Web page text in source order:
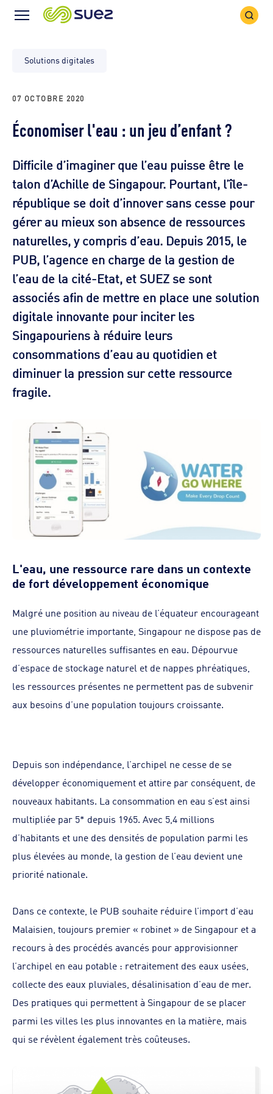
Icône
Icône
Solutions digitales
07 OCTOBRE 2020
Économiser l'eau : un jeu d’enfant ?
Difficile d’imaginer que l’eau puisse être le
talon d’Achille de Singapour. Pourtant, l’île-
république se doit d’innover sans cesse pour
gérer au mieux son absence de ressources
naturelles, y compris d’eau. Depuis 2015, le
PUB, l’agence en charge de la gestion de
l’eau de la cité-Etat, et SUEZ se sont
associés afin de mettre en place une solution
digitale innovante pour inciter les
Singapouriens à réduire leurs
consommations d’eau au quotidien et
diminuer la pression sur cette ressource
fragile.
L'eau, une ressource rare dans un contexte
de fort développement économique
Malgré une position au niveau de l’équateur encourageant
une pluviométrie importante, Singapour ne dispose pas de
ressources naturelles suffisantes en eau. Dépourvue
d’espace de stockage naturel et de nappes phréatiques,
les ressources présentes ne permettent pas de subvenir
aux besoins d’une population toujours croissante.
Depuis son indépendance, l’archipel ne cesse de se
développer économiquement et attire par conséquent, de
nouveaux habitants. La consommation en eau s’est ainsi
multipliée par 5* depuis 1965. Avec 5,4 millions
d’habitants et une des densités de population parmi les
plus élevées au monde, la gestion de l’eau devient une
priorité nationale.
Dans ce contexte, le PUB souhaite réduire l’import d’eau
Malaisien, toujours premier « robinet » de Singapour et a
recours à des procédés avancés pour approvisionner
l’archipel en eau potable : retraitement des eaux usées,
collecte des eaux pluviales, désalinisation d’eau de mer.
Des pratiques qui permettent à Singapour de se placer
parmi les villes les plus innovantes en la matière, mais
qui se révèlent également très coûteuses.